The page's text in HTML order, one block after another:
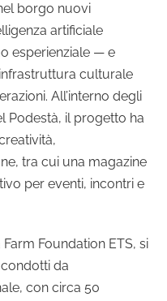
borgo nuovi
artificiale
esperienziale — e
culturale
All’interno degli
Podestà, il progetto ha
tra cui una magazine
per eventi, incontri e
Foundation ETS, si
da
con circa 50